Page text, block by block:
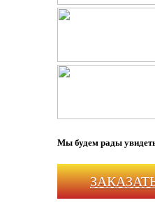
Мы будем рады